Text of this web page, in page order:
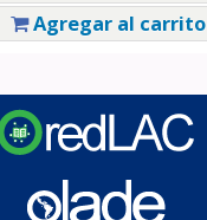
Agregar al carrito